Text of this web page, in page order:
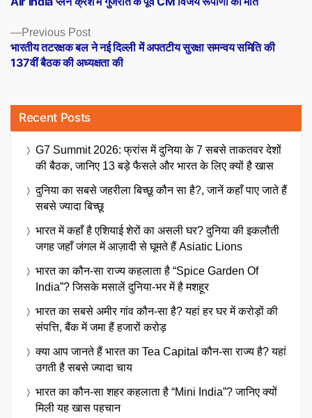
navigation
Previous PostPrevious
post:
भारतीय तटरक्षक बल ने नई दिल्ली में अपतटीय सुरक्षा समन्वय समिति की
137वीं बैठक की अध्यक्षता की
Recent Posts
G7 Summit 2026: फ्रांस में दुनिया के 7 सबसे ताकतवर देशों
की बैठक, जानिए 13 बड़े फैसले और भारत के लिए क्यों है खास
दुनिया का सबसे जहरीला बिच्छू कौन सा है?, जानें कहाँ पाए जाते हैं
सबसे ज्यादा बिच्छू
भारत में कहाँ है एशियाई शेरों का असली घर? दुनिया की इकलौती
जगह जहाँ जंगल में आज़ादी से घूमते हैं Asiatic Lions
भारत का कौन-सा राज्य कहलाता है “Spice Garden Of
India”? जिसके मसालें दुनिया-भर में है मशहूर
भारत का सबसे अमीर गांव कौन-सा है? यहां हर घर में करोड़ों की
संपत्ति, बैंक में जमा हैं हजारों करोड़
क्या आप जानते हैं भारत का Tea Capital कौन-सा राज्य है? यहां
उगती है सबसे ज्यादा चाय
भारत का कौन-सा शहर कहलाता है “Mini India”? जानिए क्यों
मिली यह खास पहचान